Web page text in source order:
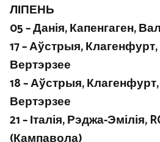
ЛІПЕНЬ
05 – Данія, Капенгаген,
17 – Аўстрыя,
Вертэрзее
18 – Аўстрыя,
Вертэрзее
21 – Італія, Рэджа-Эмілія,